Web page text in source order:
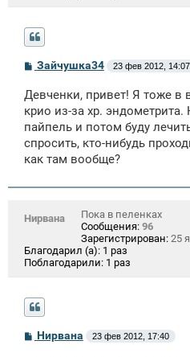
С
б
щ
н
и
Зайчушка34 23 фев 2012, 14:07
Девченки, привет! Я тоже в
крио из-за хр.
пайпель и потом буду
спросить, кто-нибудь
как там вообще?
Нирвана
Пока в пеленках
Сообщения: 96
Зарегистрирован: 25
Благодарил (а): 1 раз
Поблагодарили: 1 раз
СНирвана 23 фев 2012, 17:40